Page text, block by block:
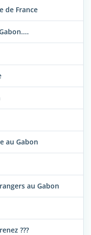
de France
au Gabon
au Gabon
???